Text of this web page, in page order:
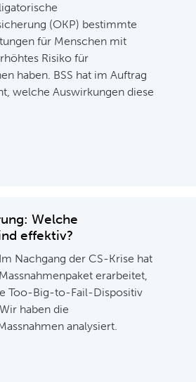
(OKP) bestimmte
für Menschen mit
Risiko für
haben. BSS hat im Auftrag
welche Auswirkungen diese
Welche
effektiv?
Nachgang der CS-Krise hat
erarbeitet,
Too-Big-to-Fail-Dispositiv
haben die
analysiert.